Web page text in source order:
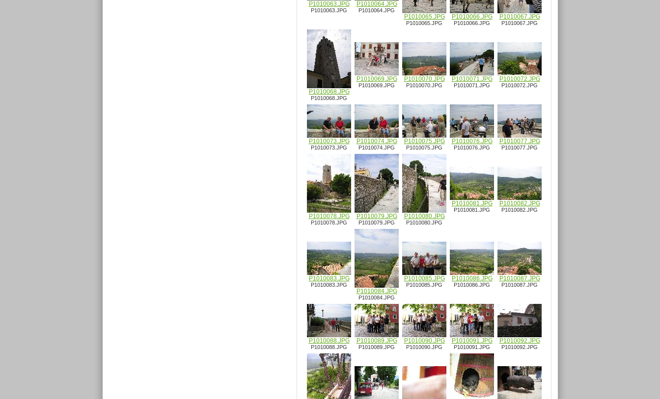
P1010063.JPG
P1010063.JPG
P1010064.JPG
P1010064.JPG
P1010065.JPG
P1010065.JPG
P1010066.JPG
P1010066.JPG
P1010067.JPG
P1010067.JPG
P1010068.JPG
P1010068.JPG
P1010069.JPG
P1010069.JPG
P1010070.JPG
P1010070.JPG
P1010071.JPG
P1010071.JPG
P1010072.JPG
P1010072.JPG
P1010073.JPG
P1010073.JPG
P1010074.JPG
P1010074.JPG
P1010075.JPG
P1010075.JPG
P1010076.JPG
P1010076.JPG
P1010077.JPG
P1010077.JPG
P1010078.JPG
P1010078.JPG
P1010079.JPG
P1010079.JPG
P1010080.JPG
P1010080.JPG
P1010081.JPG
P1010081.JPG
P1010082.JPG
P1010082.JPG
P1010083.JPG
P1010083.JPG
P1010084.JPG
P1010084.JPG
P1010085.JPG
P1010085.JPG
P1010086.JPG
P1010086.JPG
P1010087.JPG
P1010087.JPG
P1010088.JPG
P1010088.JPG
P1010089.JPG
P1010089.JPG
P1010090.JPG
P1010090.JPG
P1010091.JPG
P1010091.JPG
P1010092.JPG
P1010092.JPG